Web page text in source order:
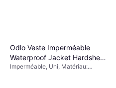
Odlo Veste Imperméable
Waterproof Jacket Hardshell
- Gris
Imperméable, Uni, Matériau: